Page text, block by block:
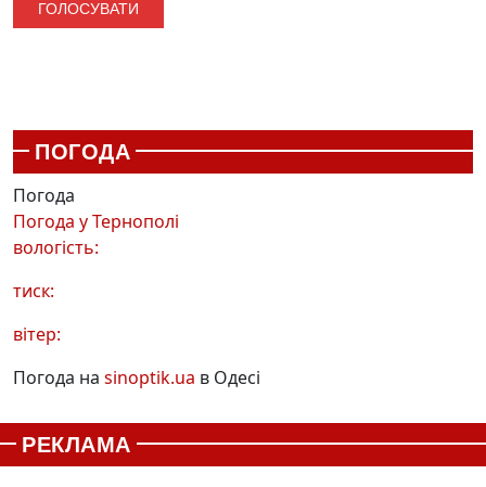
ПОГОДА
Погода
Погода уТернополі
вологість:
тиск:
вітер:
Погода на sinoptik.ua в Одесі
РЕКЛАМА